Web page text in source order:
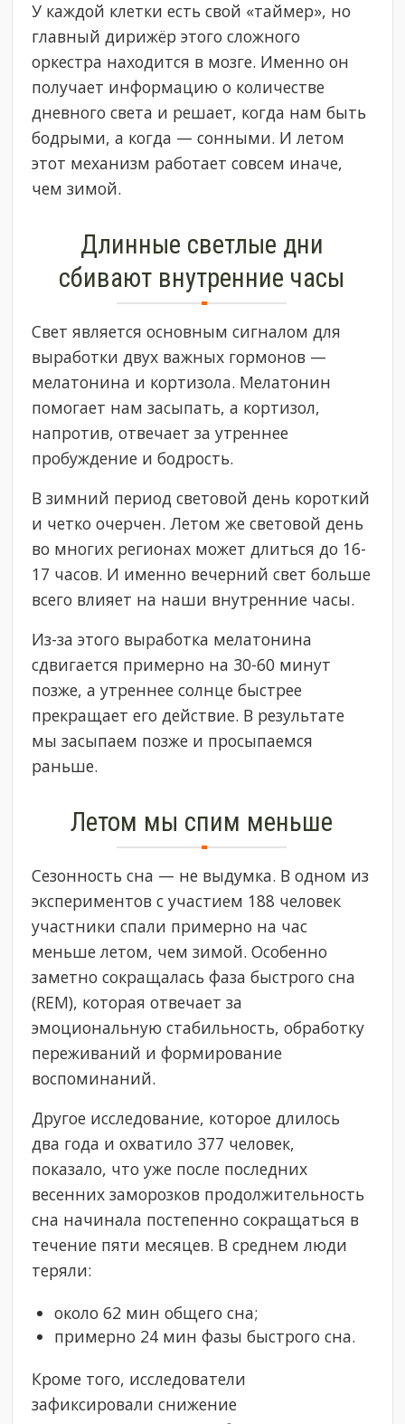
У каждой клетки есть свой «таймер», но
главный дирижёр этого сложного
оркестра находится в мозге. Именно он
получает информацию о количестве
дневного света и решает, когда нам быть
бодрыми, а когда — сонными. И летом
этот механизм работает совсем иначе,
чем зимой.
Длинные светлые дни
сбивают внутренние часы
Свет является основным сигналом для
выработки двух важных гормонов —
мелатонина и кортизола. Мелатонин
помогает нам засыпать, а кортизол,
напротив, отвечает за утреннее
пробуждение и бодрость.
В зимний период световой день короткий
и четко очерчен. Летом же световой день
во многих регионах может длиться до 16-
17 часов. И именно вечерний свет больше
всего влияет на наши внутренние часы.
Из-за этого выработка мелатонина
сдвигается примерно на 30-60 минут
позже, а утреннее солнце быстрее
прекращает его действие. В результате
мы засыпаем позже и просыпаемся
раньше.
Летом мы спим меньше
Сезонность сна — не выдумка. В одном из
экспериментов с участием 188 человек
участники спали примерно на час
меньше летом, чем зимой. Особенно
заметно сокращалась фаза быстрого сна
(REM), которая отвечает за
эмоциональную стабильность, обработку
переживаний и формирование
воспоминаний.
Другое исследование, которое длилось
два года и охватило 377 человек,
показало, что уже после последних
весенних заморозков продолжительность
сна начинала постепенно сокращаться в
течение пяти месяцев. В среднем люди
теряли:
около 62 мин общего сна;
примерно 24 мин фазы быстрого сна.
Кроме того, исследователи
зафиксировали снижение